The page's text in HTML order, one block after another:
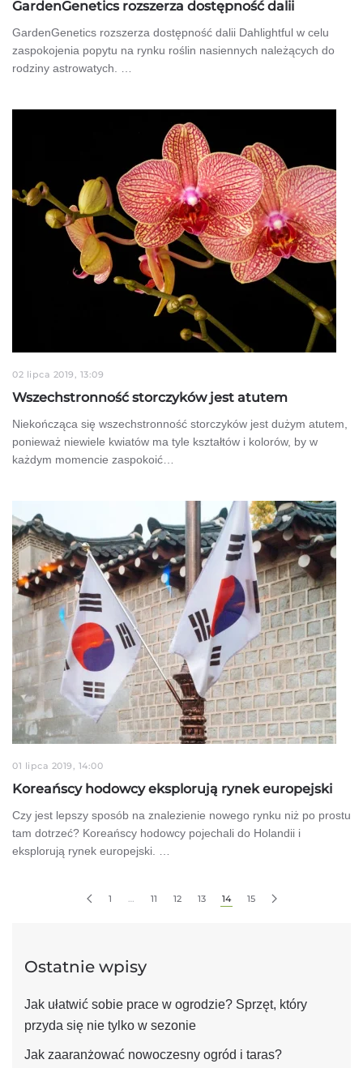
GardenGenetics rozszerza dostępność dalii
GardenGenetics rozszerza dostępność dalii Dahlightful w celu
zaspokojenia popytu na rynku roślin nasiennych należących do
rodziny astrowatych. …
02 lipca 2019, 13:09
Wszechstronność storczyków jest atutem
Niekończąca się wszechstronność storczyków jest dużym atutem,
ponieważ niewiele kwiatów ma tyle kształtów i kolorów, by w
każdym momencie zaspokoić…
01 lipca 2019, 14:00
Koreańscy hodowcy eksplorują rynek europejski
Czy jest lepszy sposób na znalezienie nowego rynku niż po prostu
tam dotrzeć? Koreańscy hodowcy pojechali do Holandii i
eksplorują rynek europejski. …
1 … 11 12 13 14 15
Ostatnie wpisy
Jak ułatwić sobie prace w ogrodzie? Sprzęt, który
przyda się nie tylko w sezonie
Jak zaaranżować nowoczesny ogród i taras?